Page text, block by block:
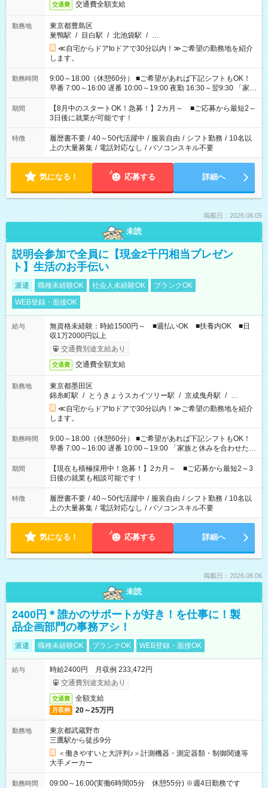
交通費 交通費全額支給
勤務地
東京都豊島区
巣鴨駅 / 目白駅 / 北池袋駅 / …
≪自宅からドアtoドアで30分以内！≫ご希望の勤務地を紹介
します。
勤務時間
9:00～18:00（休憩60分） ■ご希望があれば下記シフトもOK！
早番 7:00～16:00 遅番 10:00～19:00 夜勤 16:30～翌9:30 「家族
と休みを合わせたい」 「余裕を持って夕飯の準備がしたい」
「できれば残業はしたくない」 など、ご希望を教えてください
ね。 ※Wワーク希望の方へ 今ご覧のお仕事で希望する勤務時間
と、もう1つのお仕事の勤務時間。 合計で週40時間を超える場
合は応募できません。
期間
【8月中のスタートOK！急募！】2カ月～ ■ご応募から最短2～
3日後に就業が可能です！
特徴 履歴書不要 / 40～50代活躍中 / 服装自由 / シフト勤務 / 10名以
上の大量募集 / 電話対応なし / パソコンスキル不要
気になる！ 応募する 詳細へ
掲載日：2026.08.05
未読
説明会参加で全員に【現金2千円相当プレゼン
ト】生活のお手伝い
派遣 職種未経験OK 社会人未経験OK
ブランクOK
WEB登録・面接OK
給与
無資格未経験：時給1500円～ ■週払いOK ■扶養内OK ■日
収1万2000円以上
交通費別途支給あり
交通費 交通費全額支給
勤務地
東京都墨田区
錦糸町駅 / とうきょうスカイツリー駅 / 京成曳舟駅 / …
≪自宅からドアtoドアで30分以内！≫ご希望の勤務地を紹介
します。
勤務時間
9:00～18:00（休憩60分） ■ご希望があれば下記シフトもOK！
早番 7:00～16:00 遅番 10:00～19:00 「家族と休みを合わせた
い」 「余裕を持って夕飯の準備がしたい」 「できれば残業はし
たくない」 など、ご希望を教えてくださいね。 ※Wワーク希望
の方へ 今ご覧のお仕事で希望する勤務時間と、もう1つのお仕事
の勤務時間。 合計で週40時間を超える場合は応募できません。
期間
【現在も積極採用中！急募！】2カ月～ ■ご応募から最短2～3
日後の就業も相談可能です！
特徴 履歴書不要 / 40～50代活躍中 / 服装自由 / シフト勤務 / 10名以
上の大量募集 / 電話対応なし / パソコンスキル不要
気になる！ 応募する 詳細へ
掲載日：2026.08.06
未読
2400円＊誰かのサポートが好き！を仕事に！製
品企画部門の事務アシ！
派遣 職種未経験OK ブランクOK WEB登録・面接OK
給与
時給2400円 月収例 233,472円
交通費別途支給あり
交通費 全額支給
月収例 20～25万円
勤務地
東京都武蔵野市
三鷹駅から徒歩9分
＜働きやすいと大評判♪＞計測機器・測定器類・制御関連等
大手メーカー
勤務時間
09:00～16:00(実働6時間05分 休憩55分) ※週4日勤務です